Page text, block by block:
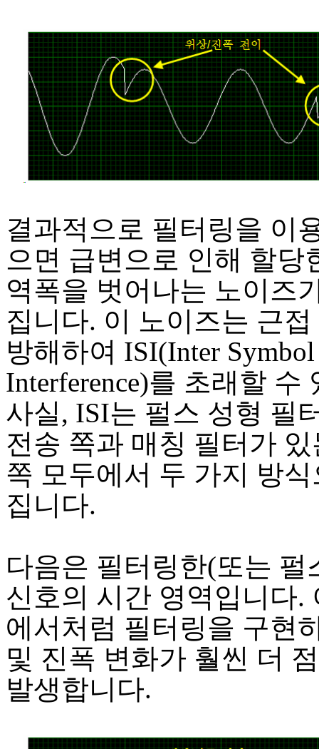
결과적으로 필터링을 이
으면 급변으로 인해 할당
역폭을 벗어나는 노이즈
집니다. 이 노이즈는 근
방해하여 ISI(Inter Symbol
Interference)를 초래할 수
사실, ISI는 펄스 성형 필
전송 쪽과 매칭 필터가
쪽 모두에서 두 가지 방
집니다.
다음은 필터링한(또는 펄
신호의 시간 영역입니다.
에서처럼 필터링을 구현
및 진폭 변화가 훨씬 더
발생합니다.